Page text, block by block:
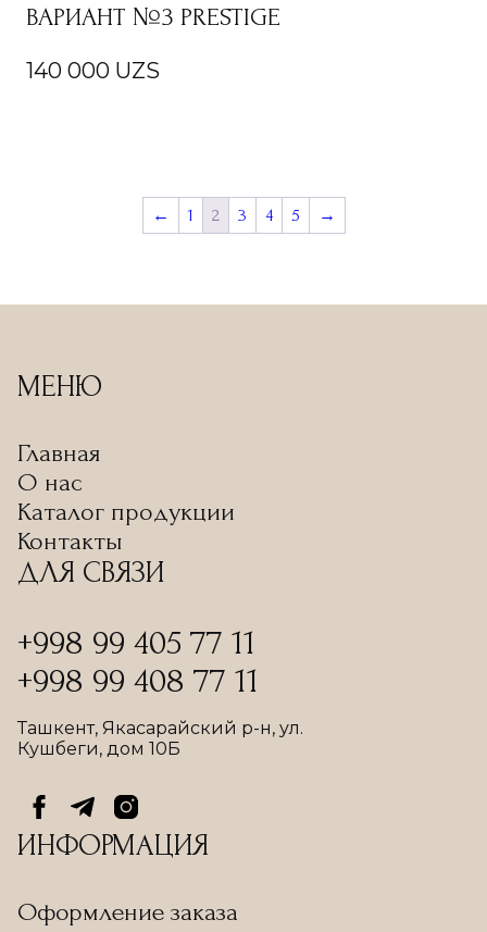
ВАРИАНТ №3 PRESTIGE
140 000 UZS
← 1 2 3 4 5 →
МЕНЮ
Главная
О нас
Каталог продукции
Контакты
ДЛЯ СВЯЗИ
+998 99 405 77 11
+998 99 408 77 11
Ташкент, Якасарайский р-н, ул.
Кушбеги, дом 10Б
ИНФОРМАЦИЯ
Оформление заказа